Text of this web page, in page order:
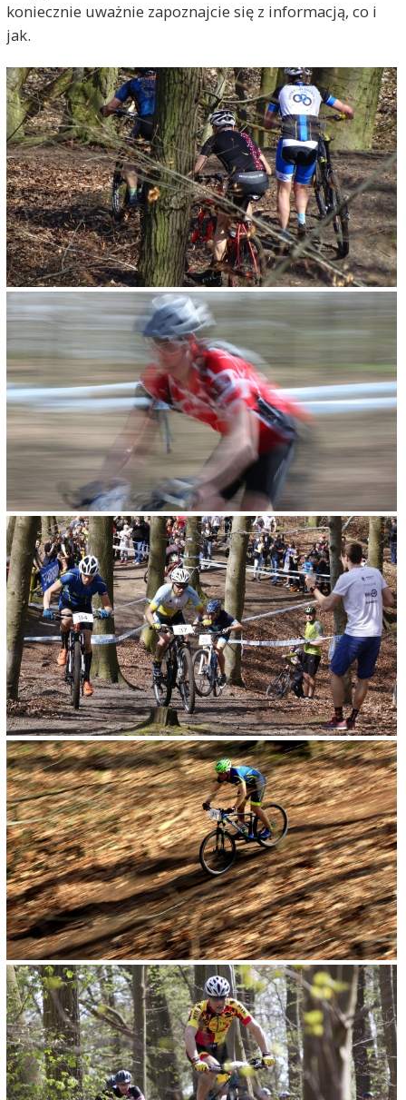
koniecznie uważnie zapoznajcie się z informacją, co i
jak.